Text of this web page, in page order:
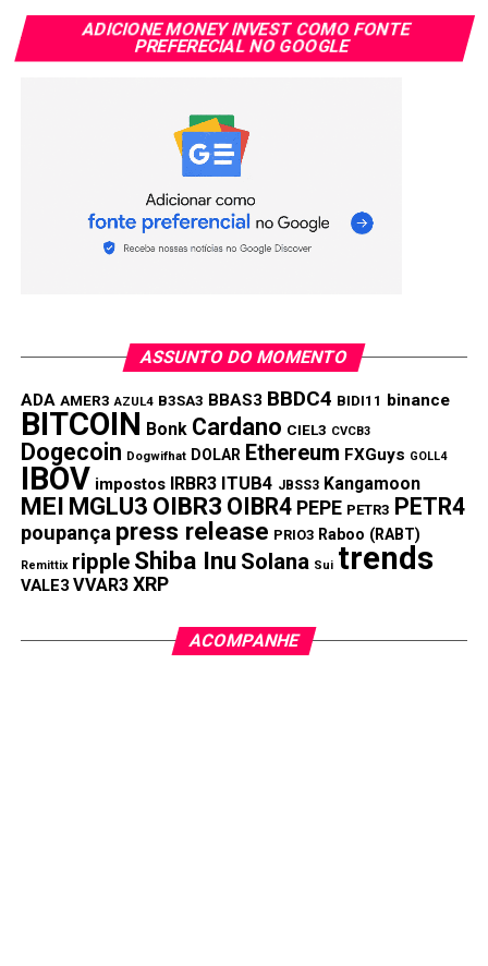
NÃO PERCA:
Ripple XRP dispara 15% após novas parcerias
ADICIONE MONEY INVEST COMO FONTE
PREFERECIAL NO GOOGLE
ASSUNTO DO MOMENTO
ADA AMER3 AZUL4 B3SA3 BBAS3 BBDC4 BIDI11 binance
BITCOIN Bonk Cardano CIEL3 CVCB3
Dogecoin Dogwifhat DOLAR Ethereum FXGuys GOLL4
IBOV impostos IRBR3 ITUB4 JBSS3 Kangamoon
MEI MGLU3 OIBR3 OIBR4 PEPE PETR3 PETR4
poupança press release PRIO3 Raboo (RABT)
Remittix ripple Shiba Inu Solana Sui trends
VALE3 VVAR3 XRP
ACOMPANHE